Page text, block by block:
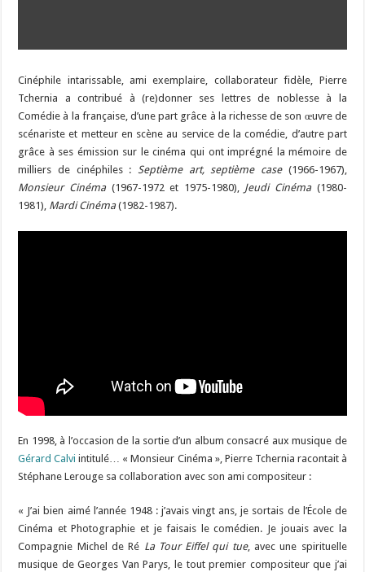
Cinéphile intarissable, ami exemplaire, collaborateur fidèle, Pierre
Tchernia a contribué à (re)donner ses lettres de noblesse à la
Comédie à la française, d’une part grâce à la richesse de son œuvre de
scénariste et metteur en scène au service de la comédie, d’autre part
grâce à ses émission sur le cinéma qui ont imprégné la mémoire de
milliers de cinéphiles : Septième art, septième case(1966-1967),
Monsieur Cinéma(1967-1972 et 1975-1980), Jeudi Cinéma(1980-
1981), Mardi Cinéma(1982-1987).
En 1998, à l’occasion de la sortie d’un album consacré aux musique de
Gérard Calvi intitulé… « Monsieur Cinéma », Pierre Tchernia racontait à
Stéphane Lerouge sa collaboration avec son ami compositeur :
« J’ai bien aimé l’année 1948 : j’avais vingt ans, je sortais de l’École de
Cinéma et Photographie et je faisais le comédien. Je jouais avec la
Compagnie Michel de Ré La Tour Eiffel qui tue, avec une spirituelle
musique de Georges Van Parys, le tout premier compositeur que j’ai